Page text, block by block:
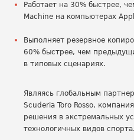
Работает на 30% быстрее,
Machine на компьютерах
Выполняет резервное
60% быстрее, чем
в типовых сценариях.
Являясь глобальным
Scuderia Toro Rosso,
решения в экстремальных
технологичных видов спорта.